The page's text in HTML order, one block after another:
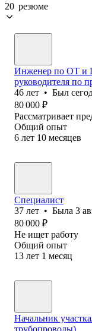
20 резюме
Инженер по ОТ и
руководителя по
46 лет • Был
80 000 ₽
Рассматривает
Общий опыт
6 лет 10 месяцев
Специалист
37 лет • Была 3
80 000 ₽
Не ищет работу
Общий опыт
13 лет 1 месяц
Начальник
трубопроводы)